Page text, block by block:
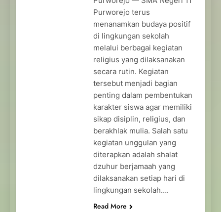
Purworejo terus
menanamkan budaya positif
di lingkungan sekolah
melalui berbagai kegiatan
religius yang dilaksanakan
secara rutin. Kegiatan
tersebut menjadi bagian
penting dalam pembentukan
karakter siswa agar memiliki
sikap disiplin, religius, dan
berakhlak mulia. Salah satu
kegiatan unggulan yang
diterapkan adalah shalat
dzuhur berjamaah yang
dilaksanakan setiap hari di
lingkungan sekolah….
Read More